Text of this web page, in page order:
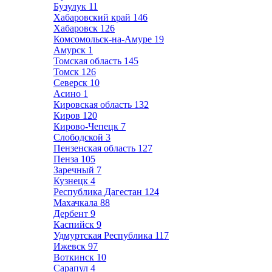
Бузулук 11
Хабаровский край 146
Хабаровск 126
Комсомольск-на-Амуре 19
Амурск 1
Томская область 145
Томск 126
Северск 10
Асино 1
Кировская область 132
Киров 120
Кирово-Чепецк 7
Слободской 3
Пензенская область 127
Пенза 105
Заречный 7
Кузнецк 4
Республика Дагестан 124
Махачкала 88
Дербент 9
Каспийск 9
Удмуртская Республика 117
Ижевск 97
Воткинск 10
Сарапул 4